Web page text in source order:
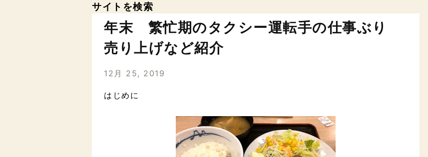
サイトを検索
年末 繁忙期のタクシー運転手の仕事ぶり
売り上げなど紹介
12月 25, 2019
はじめに